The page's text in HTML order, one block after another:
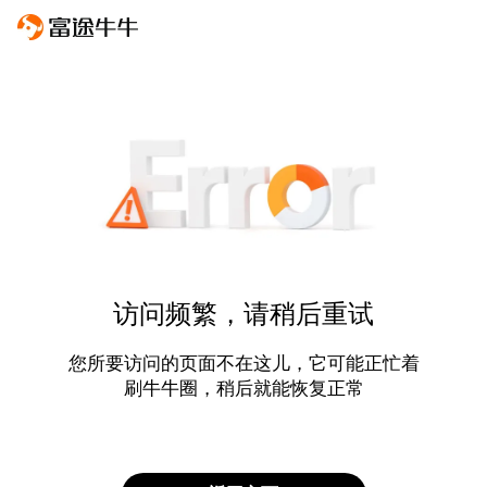
访问频繁，请稍后重试
您所要访问的页面不在这儿，它可能正忙着
刷牛牛圈，稍后就能恢复正常